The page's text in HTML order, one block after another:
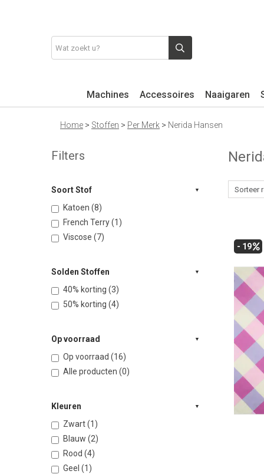
Machines Accessoires Naaigaren
Home > Stoffen > Per Merk > Nerida Hansen
Filters
Soort Stof
Katoen (8)
French Terry (1)
Viscose (7)
Solden Stoffen
40% korting (3)
50% korting (4)
Op voorraad
Op voorraad (16)
Alle producten (0)
Kleuren
Zwart (1)
Blauw (2)
Rood (4)
Geel (1)
- 19